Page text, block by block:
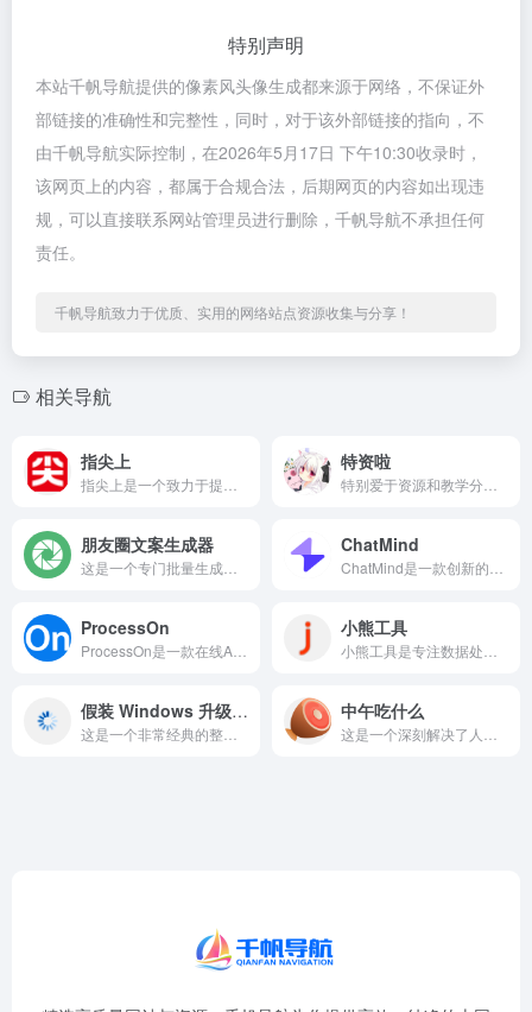
特别声明
本站千帆导航提供的像素风头像生成都来源于网络，不保证外
部链接的准确性和完整性，同时，对于该外部链接的指向，不
由千帆导航实际控制，在2026年5月17日 下午10:30收录时，
该网页上的内容，都属于合规合法，后期网页的内容如出现违
规，可以直接联系网站管理员进行删除，千帆导航不承担任何
责任。
千帆导航致力于优质、实用的网络站点资源收集与分享！
相关导航
指尖上 特资啦
朋友圈文案生成器 ChatMind
ProcessOn 小熊工具
假装 Windows 升级界面 中午吃什么